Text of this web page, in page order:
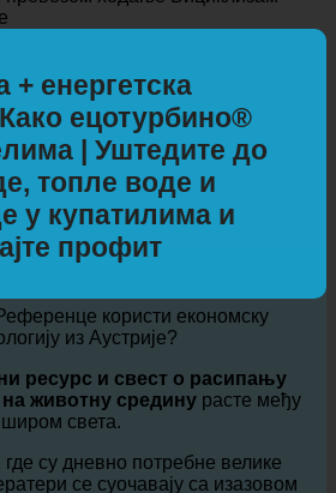
+ енергетска
ецотурбино®
| Уштедите до
топле воде и
профит
користи економску
из Аустрије?
ресурс и свест о расипању
животну срединурасте међу
света.